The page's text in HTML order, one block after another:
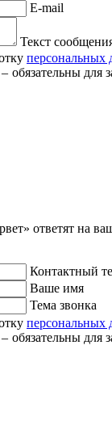
E-mail
Текст
персональных
‒ обязательны для
ответят на
Контактный
Ваше имя
Тема звонка
персональных
‒ обязательны для